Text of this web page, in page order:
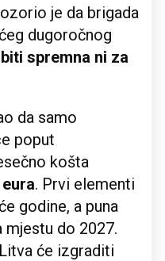
je da brigada
dugoročnog
spremna ni za
da samo
poput
košta
. Prvi elementi
godine, a puna
mjestu do 2027.
će izgraditi